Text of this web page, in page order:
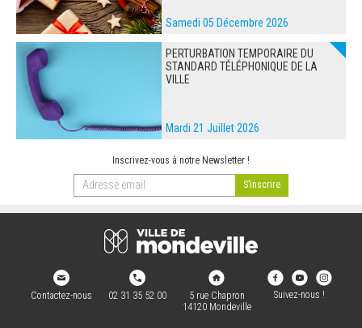
Samedi 05 Décembre 2026
PERTURBATION TEMPORAIRE DU
STANDARD TÉLÉPHONIQUE DE LA
VILLE
Mardi 21 Juillet 2026
Inscrivez-vous à notre Newsletter !
Contactez-nous 02 31 35 52 00
5 rue Chapron
14120 Mondeville
Suivez-nous !